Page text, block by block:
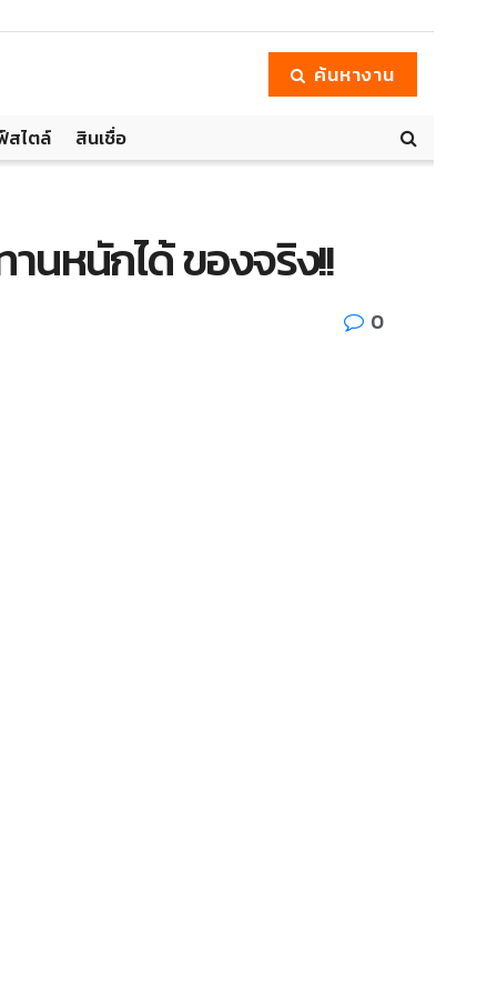
ค้นหางาน
สไตล์ สินเชื่อ
นหนักได้ ของจริง!!
0